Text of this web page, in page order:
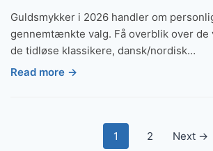
Guldsmykker i 2026 handler om
gennemtænkte valg. Få overblik over de
de tidløse klassikere, dansk/nordisk…
Read more →
Indlægsinddeling
1 2 Next →